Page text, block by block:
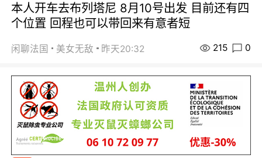
本人开车去布列塔尼 8月10号出发 目前还有四
个位置 回程也可以带回来有意者短
闲聊法国 美女无敌 昨天20:32 215 0